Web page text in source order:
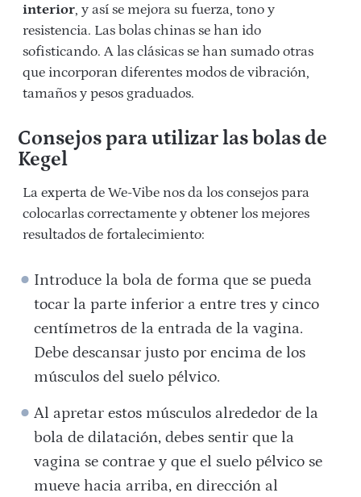
interior, y así se mejora su fuerza, tono y
resistencia. Las bolas chinas se han ido
sofisticando. A las clásicas se han sumado otras
que incorporan diferentes modos de vibración,
tamaños y pesos graduados.
Consejos para utilizar las bolas de
Kegel
La experta de We-Vibe nos da los consejos para
colocarlas correctamente y obtener los mejores
resultados de fortalecimiento:
Introduce la bola de forma que se pueda
tocar la parte inferior a entre tres y cinco
centímetros de la entrada de la vagina.
Debe descansar justo por encima de los
músculos del suelo pélvico.
Al apretar estos músculos alrededor de la
bola de dilatación, debes sentir que la
vagina se contrae y que el suelo pélvico se
mueve hacia arriba, en dirección al